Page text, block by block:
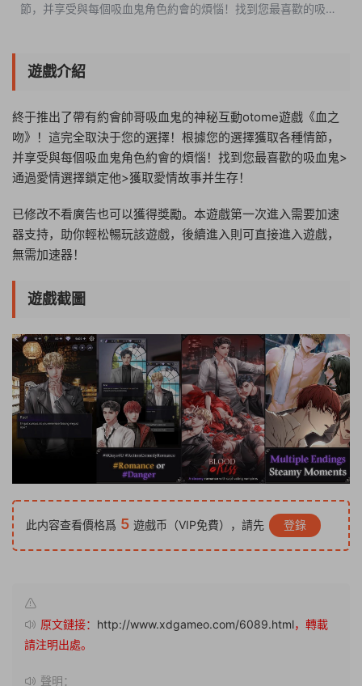
節，并享受與每個吸血鬼角色約會的煩惱！找到您最喜歡的吸血
遊戲介紹
終于推出了帶有約會帥哥吸血鬼的神秘互動otome遊戲《血之
吻》！這完全取決于您的選擇！根據您的選擇獲取各種情節，
并享受與每個吸血鬼角色約會的煩惱！找到您最喜歡的吸血鬼>
通過愛情選擇鎖定他>獲取愛情故事并生存！
已修改不看廣告也可以獲得獎勵。本遊戲第一次進入需要加速
器支持，助你輕松暢玩該遊戲，後續進入則可直接進入遊戲，
無需加速器！
遊戲截圖
此内容查看價格爲 5 遊戲币（VIP免費），請先 登錄
原文鏈接： http://www.xdgameo.com/6089.html，轉載
請注明出處。
聲明：